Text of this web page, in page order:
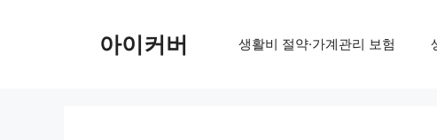
아이커버 생활비 절약·가계관리 보험